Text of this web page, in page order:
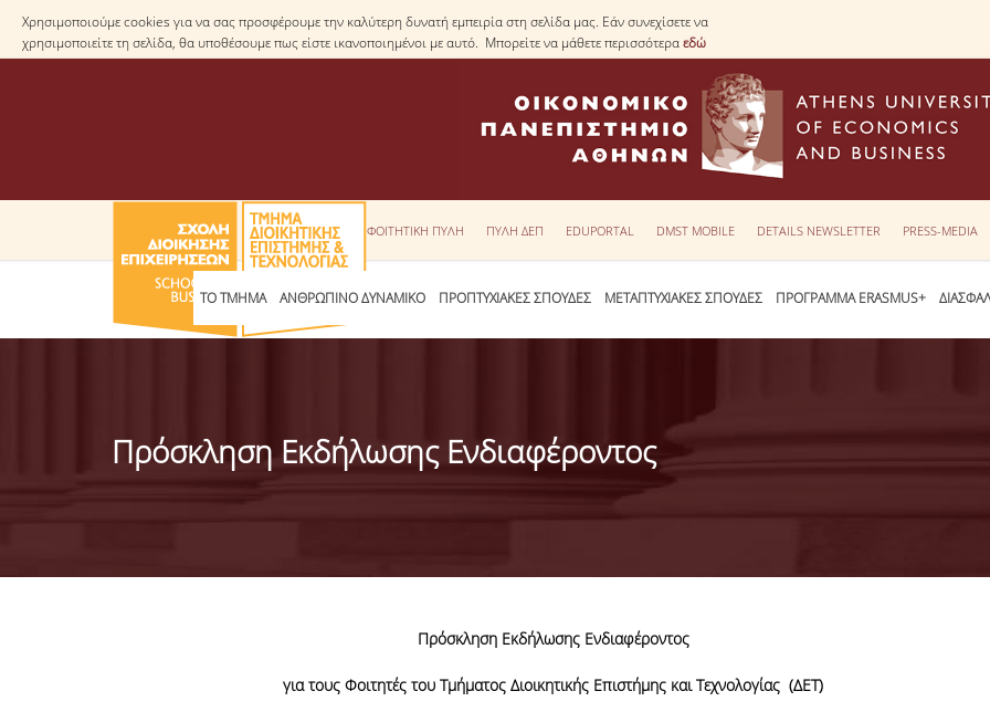
Χρησιμοποιούμε cookies για να σας προσφέρουμε την καλύτερη δυνατή εμπειρία στη σελίδα μας. Εάν συνεχίσετε να
χρησιμοποιείτε τη σελίδα, θα υποθέσουμε πως είστε ικανοποιημένοι με αυτό. Μπορείτε να μάθετε περισσότεραεδώ
ΦΟΙΤΗΤΙΚΗ ΠΥΛΗ ΠΥΛΗ ΔΕΠ EDUPORTAL DMST MOBILE DETAILS NEWSLETTER PRESS-MEDIA
ΤΟ ΤΜΗΜΑ ΑΝΘΡΩΠΙΝΟ ΔΥΝΑΜΙΚΟ ΠΡΟΠΤΥΧΙΑΚΕΣ ΣΠΟΥΔΕΣ ΜΕΤΑΠΤΥΧΙΑΚΕΣ ΣΠΟΥΔΕΣ ΠΡΟΓΡΑΜΜΑ ERASMUS+
Πρόσκληση Εκδήλωσης Ενδιαφέροντος
Πρόσκληση Εκδήλωσης Ενδιαφέροντος
για τους Φοιτητές του Τμήματος Διοικητικής Επιστήμης και Τεχνολογίας (ΔΕΤ)
Εκπόνησης